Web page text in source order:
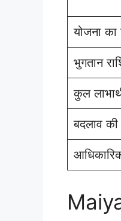
योजना का
भुगतान
कुल
बदलाव की